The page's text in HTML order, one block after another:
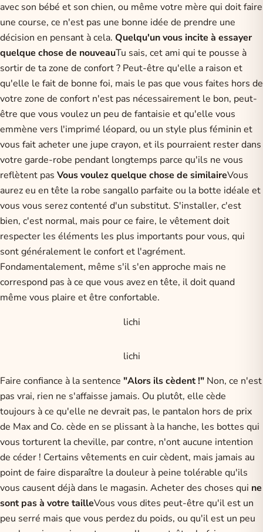
avec son bébé et son chien, ou même votre mère qui doit faire
une course, ce n'est pas une bonne idée de prendre une
décision en pensant à cela. Quelqu'un vous incite à essayer
quelque chose de nouveauTu sais, cet ami qui te pousse à
sortir de ta zone de confort ? Peut-être qu'elle a raison et
qu'elle le fait de bonne foi, mais le pas que vous faites hors de
votre zone de confort n'est pas nécessairement le bon, peut-
être que vous voulez un peu de fantaisie et qu'elle vous
emmène vers l'imprimé léopard, ou un style plus féminin et
vous fait acheter une jupe crayon, et ils pourraient rester dans
votre garde-robe pendant longtemps parce qu'ils ne vous
reflètent pas Vous voulez quelque chose de similaireVous
aurez eu en tête la robe sangallo parfaite ou la botte idéale et
vous vous serez contenté d'un substitut. S'installer, c'est
bien, c'est normal, mais pour ce faire, le vêtement doit
respecter les éléments les plus importants pour vous, qui
sont généralement le confort et l'agrément.
Fondamentalement, même s'il s'en approche mais ne
correspond pas à ce que vous avez en tête, il doit quand
même vous plaire et être confortable.
lichi
lichi
Faire confiance à la sentence "Alors ils cèdent !" Non, ce n'est
pas vrai, rien ne s'affaisse jamais. Ou plutôt, elle cède
toujours à ce qu'elle ne devrait pas, le pantalon hors de prix
de Max and Co. cède en se plissant à la hanche, les bottes qui
vous torturent la cheville, par contre, n'ont aucune intention
de céder ! Certains vêtements en cuir cèdent, mais jamais au
point de faire disparaître la douleur à peine tolérable qu'ils
vous causent déjà dans le magasin. Acheter des choses qui ne
sont pas à votre tailleVous vous dites peut-être qu'il est un
peu serré mais que vous perdez du poids, ou qu'il est un peu